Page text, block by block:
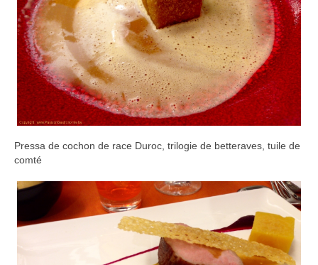
Pressa de cochon de race Duroc, trilogie de betteraves, tuile de
comté